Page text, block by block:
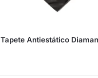
Tapete Antiestático